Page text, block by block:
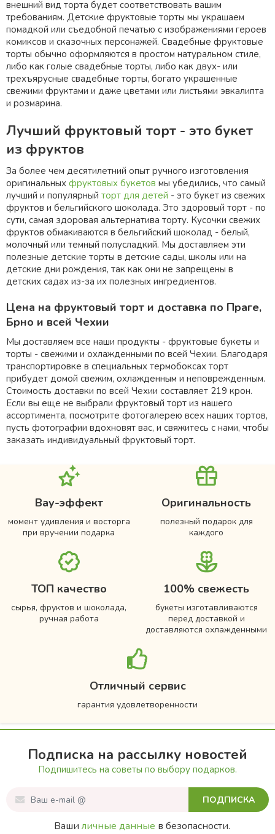
внешний вид торта будет соответствовать вашим
требованиям. Детские фруктовые торты мы украшаем
помадкой или съедобной печатью с изображениями героев
комиксов и сказочных персонажей. Свадебные фруктовые
торты обычно оформляются в простом натуральном стиле,
либо как голые свадебные торты, либо как двух- или
трехъярусные свадебные торты, богато украшенные
свежими фруктами и даже цветами или листьями эвкалипта
и розмарина.
Лучший фруктовый торт - это букет
из фруктов
За более чем десятилетний опыт ручного изготовления
оригинальных фруктовых букетов мы убедились, что самый
лучший и популярный торт для детей - это букет из свежих
фруктов и бельгийского шоколада. Это здоровый торт - по
сути, самая здоровая альтернатива торту. Кусочки свежих
фруктов обмакиваются в бельгийский шоколад - белый,
молочный или темный полусладкий. Мы доставляем эти
полезные детские торты в детские сады, школы или на
детские дни рождения, так как они не запрещены в
детских садах из-за их полезных ингредиентов.
Цена на фруктовый торт и доставка по Праге,
Брно и всей Чехии
Мы доставляем все наши продукты - фруктовые букеты и
торты - свежими и охлажденными по всей Чехии. Благодаря
транспортировке в специальных термобоксах торт
прибудет домой свежим, охлажденным и неповрежденным.
Стоимость доставки по всей Чехии составляет 219 крон.
Если вы еще не выбрали фруктовый торт из нашего
ассортимента, посмотрите фотогалерею всех наших тортов,
пусть фотографии вдохновят вас, и свяжитесь с нами, чтобы
заказать индивидуальный фруктовый торт.
Вау-эффект
момент удивления и восторга
при вручении подарка
Оригинальность
полезный подарок для
каждого
ТОП качество
сырья, фруктов и шоколада,
ручная работа
100% свежесть
букеты изготавливаются
перед доставкой и
доставляются охлажденными
Отличный сервис
гарантия удовлетворенности
Подписка на рассылку новостей
Подпишитесь на советы по выбору подарков.
ПОДПИСКА
Ваши личные данные в безопасности.